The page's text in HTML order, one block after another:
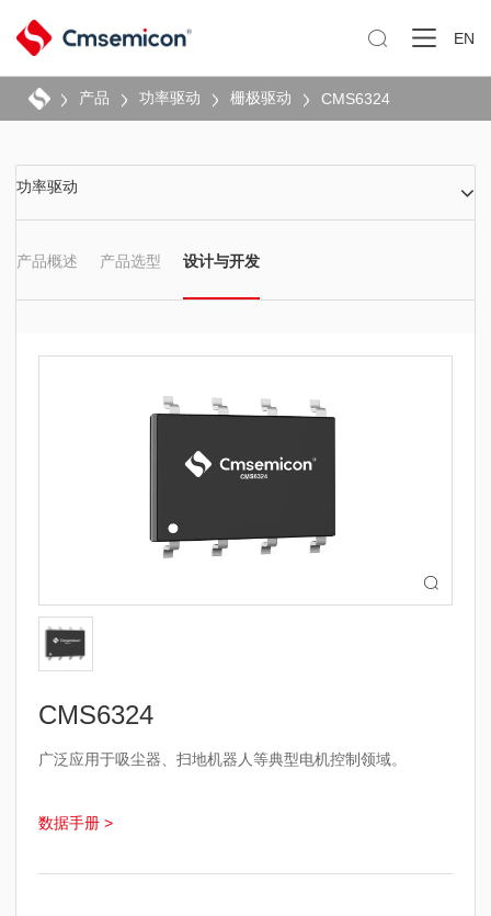
 EN
产品 功率驱动 栅极驱动 CMS6324
功率驱动
产品概述 产品选型 设计与开发
CMS6324
广泛应用于吸尘器、扫地机器人等典型电机控制领域。
数据手册 >
